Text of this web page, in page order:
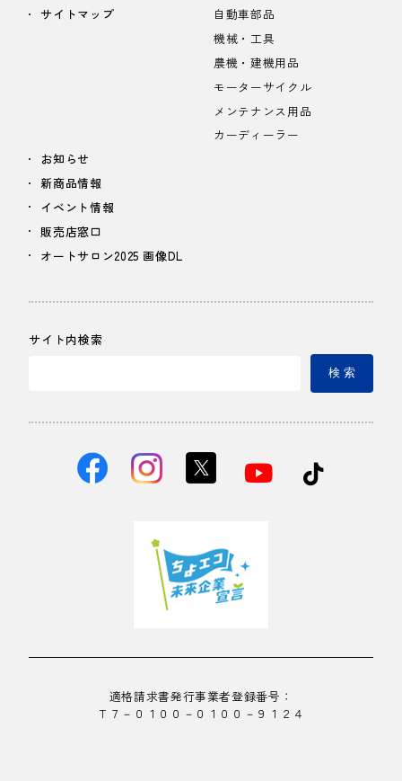
サイトマップ
自動車部品
機械・工具
農機・建機用品
モーターサイクル
メンテナンス用品
カーディーラー
お知らせ
新商品情報
イベント情報
販売店窓口
オートサロン2025 画像DL
サイト内検索
検 索
適格請求書発行事業者登録番号：
Ｔ７－０１００－０１００－９１２４